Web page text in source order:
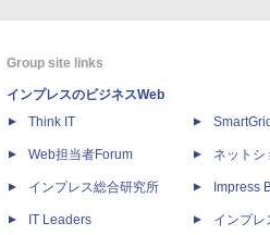
Group site links
インプレスのビジネスWeb
Think IT
Web担当者Forum
インプレス総合研究所
IT Leaders
ネットシ
Impress
インプレ